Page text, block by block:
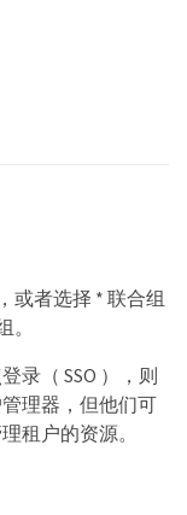
或者选择 * 联合组
录（ SSO ），则
理器，但他们可
租户的资源。